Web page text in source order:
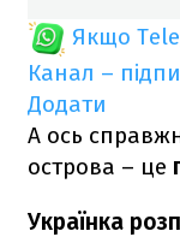
Якщо
Канал –
Додати
А ось
острова – це
Українка